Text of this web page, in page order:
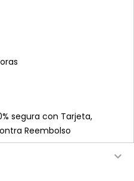
segura con Tarjeta,
Reembolso
